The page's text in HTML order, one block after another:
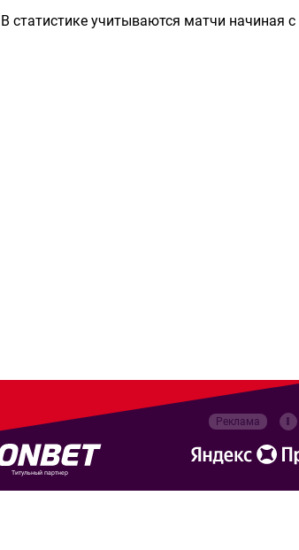
В статистике учитываются матчи начиная
Титульный партнер
Реклама